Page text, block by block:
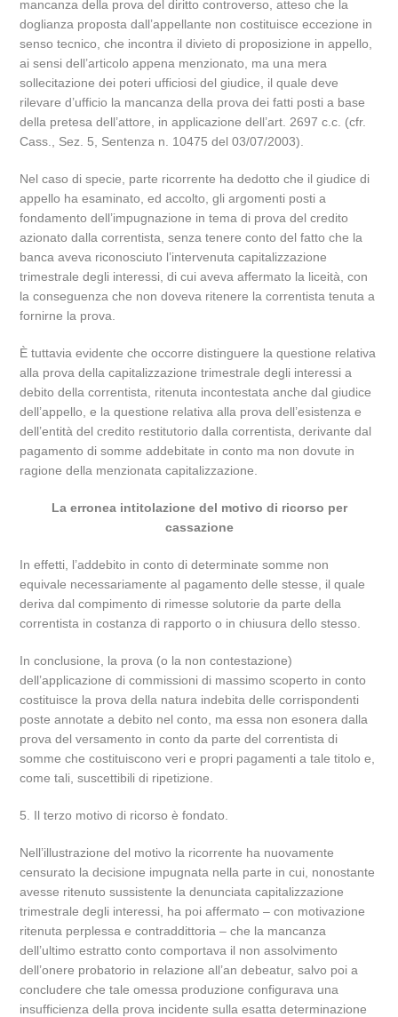
mancanza della prova del diritto controverso, atteso che la
doglianza proposta dall’appellante non costituisce eccezione in
senso tecnico, che incontra il divieto di proposizione in appello,
ai sensi dell’articolo appena menzionato, ma una mera
sollecitazione dei poteri ufficiosi del giudice, il quale deve
rilevare d’ufficio la mancanza della prova dei fatti posti a base
della pretesa dell’attore, in applicazione dell’art. 2697 c.c. (cfr.
Cass., Sez. 5, Sentenza n. 10475 del 03/07/2003).
Nel caso di specie, parte ricorrente ha dedotto che il giudice di
appello ha esaminato, ed accolto, gli argomenti posti a
fondamento dell’impugnazione in tema di prova del credito
azionato dalla correntista, senza tenere conto del fatto che la
banca aveva riconosciuto l’intervenuta capitalizzazione
trimestrale degli interessi, di cui aveva affermato la liceità, con
la conseguenza che non doveva ritenere la correntista tenuta a
fornirne la prova.
È tuttavia evidente che occorre distinguere la questione relativa
alla prova della capitalizzazione trimestrale degli interessi a
debito della correntista, ritenuta incontestata anche dal giudice
dell’appello, e la questione relativa alla prova dell’esistenza e
dell’entità del credito restitutorio dalla correntista, derivante dal
pagamento di somme addebitate in conto ma non dovute in
ragione della menzionata capitalizzazione.
La erronea intitolazione del motivo di ricorso per
cassazione
In effetti, l’addebito in conto di determinate somme non
equivale necessariamente al pagamento delle stesse, il quale
deriva dal compimento di rimesse solutorie da parte della
correntista in costanza di rapporto o in chiusura dello stesso.
In conclusione, la prova (o la non contestazione)
dell’applicazione di commissioni di massimo scoperto in conto
costituisce la prova della natura indebita delle corrispondenti
poste annotate a debito nel conto, ma essa non esonera dalla
prova del versamento in conto da parte del correntista di
somme che costituiscono veri e propri pagamenti a tale titolo e,
come tali, suscettibili di ripetizione.
5. Il terzo motivo di ricorso è fondato.
Nell’illustrazione del motivo la ricorrente ha nuovamente
censurato la decisione impugnata nella parte in cui, nonostante
avesse ritenuto sussistente la denunciata capitalizzazione
trimestrale degli interessi, ha poi affermato – con motivazione
ritenuta perplessa e contraddittoria – che la mancanza
dell’ultimo estratto conto comportava il non assolvimento
dell’onere probatorio in relazione all’an debeatur, salvo poi a
concludere che tale omessa produzione configurava una
insufficienza della prova incidente sulla esatta determinazione